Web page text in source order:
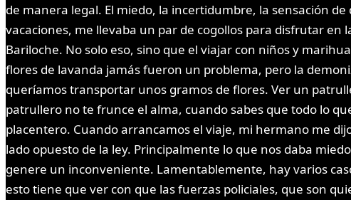
de manera legal. El miedo, la incertidumbre, la sensación
vacaciones, me llevaba un par de cogollos para disfrutar en
Bariloche. No solo eso, sino que el viajar con niños y
flores de lavanda jamás fueron un problema, pero la
queríamos transportar unos gramos de flores. Ver un
patrullero no te frunce el alma, cuando sabes que todo lo
placentero. Cuando arrancamos el viaje, mi hermano me
lado opuesto de la ley. Principalmente lo que nos daba
genere un inconveniente. Lamentablemente, hay varios
esto tiene que ver con que las fuerzas policiales, que son